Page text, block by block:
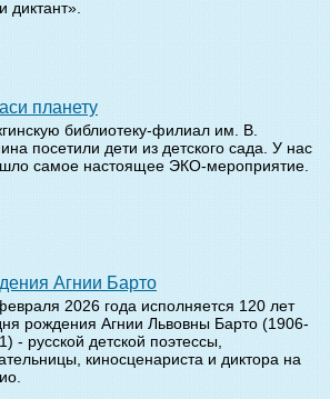
диктант».
планету
библиотеку-филиал им. В.
посетили дети из детского сада. У нас
самое настоящее ЭКО-мероприятие.
Агнии Барто
2026 года исполняется 120 лет
рождения Агнии Львовны Барто (1906-
- русской детской поэтессы,
киносценариста и диктора на